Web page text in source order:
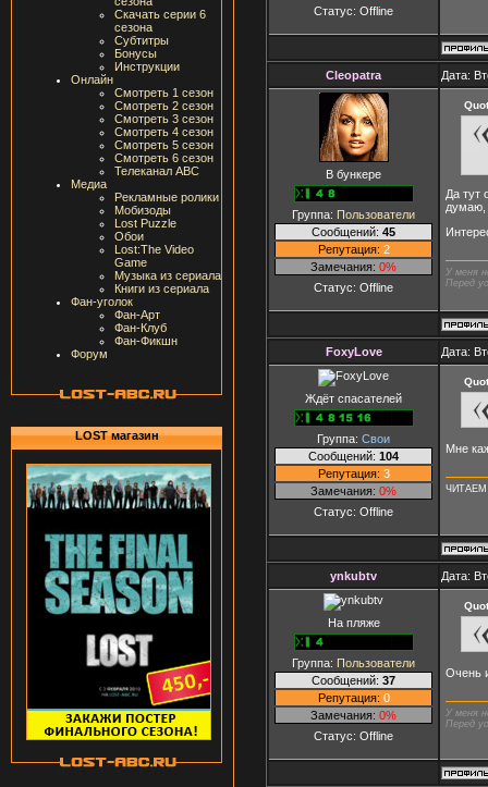
Скачать серии 6
сезона
Субтитры
Бонусы
Инструкции
Онлайн
Смотреть 1 сезон
Смотреть 2 сезон
Смотреть 3 сезон
Смотреть 4 сезон
Смотреть 5 сезон
Смотреть 6 сезон
Телеканал ABC
Медиа
Рекламные ролики
Мобизоды
Lost Puzzle
Обои
Lost:The Video
Game
Музыка из сериала
Книги из сериала
Фан-уголок
Фан-Арт
Фан-Клуб
Фан-Фикшн
Форум
LOST магазин
Статус: Offline
Cleopatra Дата:
В бункере
Группа: Пользователи
Сообщений: 45
Репутация: 2
Замечания: 0%
Статус: Offline
Да тут
думаю,
У меня
Перед
FoxyLove Дата:
Ждёт спасателей
Группа: Свои
Сообщений: 104
Репутация: 3
Замечания: 0%
Статус: Offline
Мне
ynkubtv Дата:
На пляже
Группа: Пользователи
Сообщений: 37
Репутация: 0
Замечания: 0%
Статус: Offline
Очень
У меня
Перед